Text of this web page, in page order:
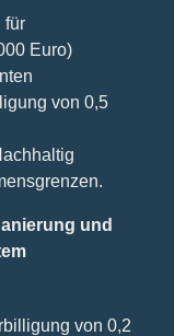
für
Euro)
von 0,5
und
von 0,2